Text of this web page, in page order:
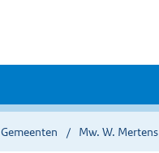
Gemeenten Mw. W. Mertens